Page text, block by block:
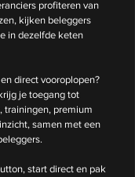
profiteren van
kijken beleggers
in dezelfde keten
direct vooroplopen?
je toegang tot
trainingen, premium
samen met een
start direct en pak